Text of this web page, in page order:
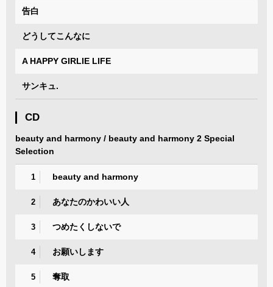
告白
どうしてこんなに
A HAPPY GIRLIE LIFE
サンキュ.
CD
beauty and harmony / beauty and harmony 2 Special
Selection
1 beauty and harmony
2 あなたのかわいい人
3 つめたくしないで
4 お願いします
5 奪取